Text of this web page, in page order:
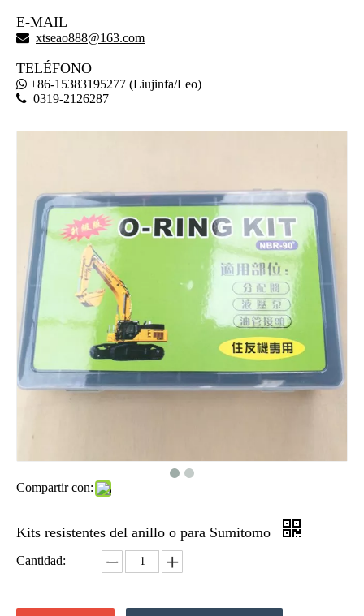
E-MAIL
 xtseao888@163.com
TELÉFONO
 +86-15383195277 (Liujinfa/Leo)
 0319-2126287
Compartir con:
Kits resistentes del anillo o para Sumitomo
Cantidad: